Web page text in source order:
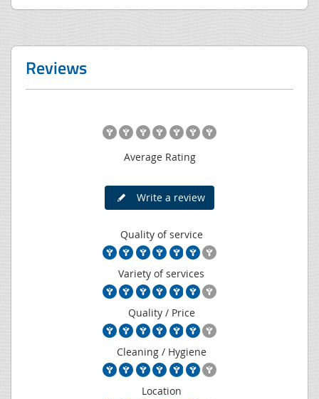
Reviews
Average Rating
Write a review
Quality of service
Variety of services
Quality / Price
Cleaning / Hygiene
Location